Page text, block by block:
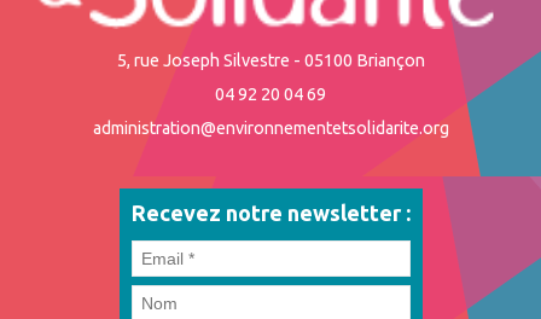
5, rue Joseph Silvestre - 05100 Briançon
04 92 20 04 69
administration@environnementetsolidarite.org
Recevez notre newsletter :